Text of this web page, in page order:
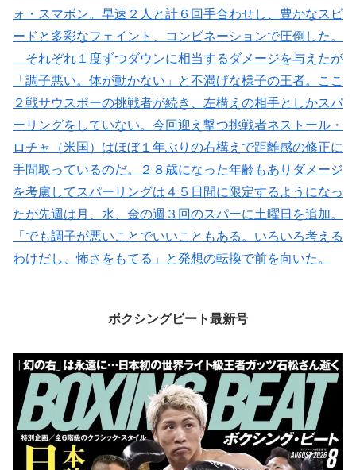
ォ・スマボン。早速２人と計６回手合わせし、豊かなスピ
ードと多彩なフェイント、コンビネーションで圧倒した。
それぞれ１度ずつダウンに相当するダメージを与えたが
「調子悪い。体が動かない」と不満げな様子の王者。ここ
２戦サウスポーの挑戦者が続き、左構えの相手としかスパ
ーリングをしていない。今回迎え撃つ挑戦者ネストール・
ロチャ（米国）はほぼ１年ぶりの右構えで距離感の修正に
手間取っているのだ。２８歳になった年齢もありダメージ
を考慮してスパーリングは４５日間に限定するようになっ
たが先週は月、水、金の週３回のスパーに土曜日を追加。
「でも調子が悪いことでいいこともある。いろいろ考える
わけだし、怖さをもてる」と発想の転換で前を向いた。
ボクシングビート最新号